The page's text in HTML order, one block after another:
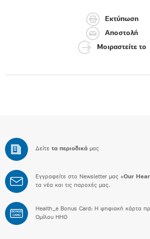
Εκτύπωση
Αποστολή
Μοιραστείτε το
Δείτε τα περιοδικά μας
Εγγραφείτε στο Newsletter μας «Our
τα νέα και τις παροχές μας.
BONUS
CARD
Health_e Bonus Card: H ψηφιακή κάρτα
Ομίλου HHG